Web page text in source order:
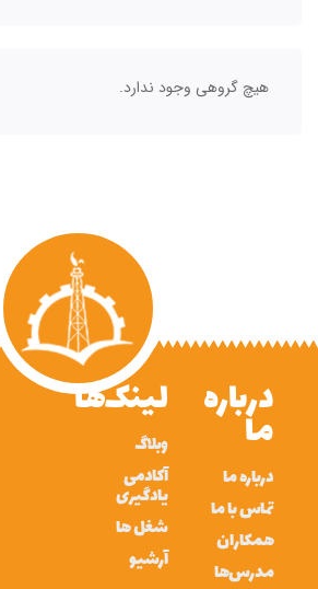
هیچ گروهی وجود ندارد.
درباره
ما
درباره ما
تماس با ما
همکاران
مدرس‌ها
لینک‌ها
وبلاگ
آکادمی
یادگیری
شغل ها
آرشیو